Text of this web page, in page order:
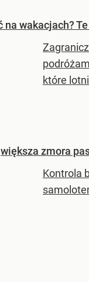
na wakacjach?
które
zmora
Kontrola